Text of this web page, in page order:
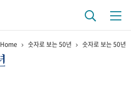
역대 기관장
Home 숫자로 보는 50년 숫자로 보는 50년